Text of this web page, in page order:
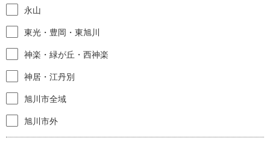
永山
東光・豊岡・東旭川
神楽・緑が丘・西神楽
神居・江丹別
旭川市全域
旭川市外